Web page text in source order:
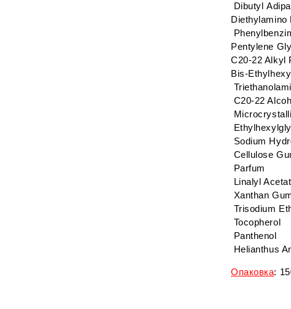
Dibutyl
Pentylene
C20-22 Alkyl
Bis-
C20-22
Sodium
Cellulose
Parfum
Linalyl
Xanthan
Trisodium
Tocopherol
Panthenol
Helianthus
Опаковка: